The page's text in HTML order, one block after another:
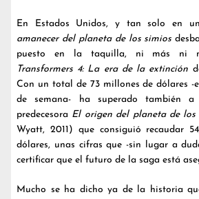
En Estados Unidos, y tan solo en
amanecer del planeta de los simios
puesto en la taquilla, ni más ni
Transformers 4: La era de la extinción
Con un total de 73 millones de dólares -
de semana- ha superado también a
predecesora El origen del planeta de los
Wyatt, 2011) que consiguió recaudar
dólares, unas cifras que -sin lugar a
certificar que el futuro de la saga está
Mucho se ha dicho ya de la historia